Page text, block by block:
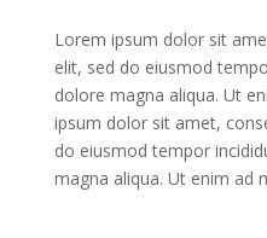
Lorem ipsum dolor sit
elit, sed do eiusmod
dolore magna aliqua. Ut
ipsum dolor sit amet,
do eiusmod tempor
magna aliqua. Ut enim ad